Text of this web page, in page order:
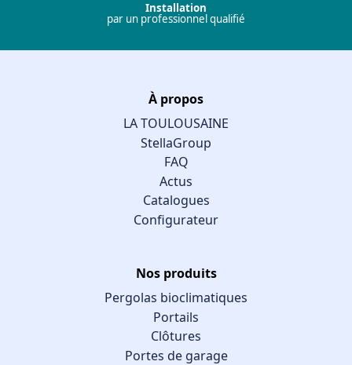
Installation
par un professionnel qualifié
À propos
LA TOULOUSAINE
StellaGroup
FAQ
Actus
Catalogues
Configurateur
Nos produits
Pergolas bioclimatiques
Portails
Clôtures
Portes de garage